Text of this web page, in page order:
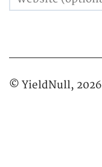
© YieldNull, 2026